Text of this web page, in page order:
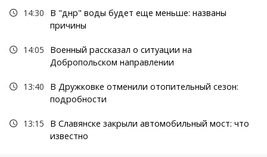
14:30
В "днр" воды будет еще меньше: названы
причины
14:05
Военный рассказал о ситуации на
Добропольском направлении
13:40
В Дружковке отменили отопительный сезон:
подробности
13:15
В Славянске закрыли автомобильный мост: что
известно